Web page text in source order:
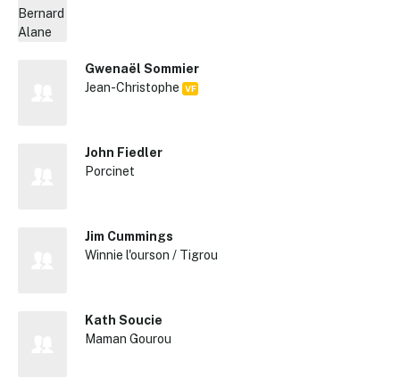
Gwenaël Sommier
Jean-Christophe VF
John Fiedler
Porcinet
Jim Cummings
Winnie l'ourson / Tigrou
Kath Soucie
Maman Gourou